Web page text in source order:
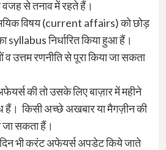
वजह से तनाव में रहते हैं।
विषय (current affairs) को छोड़
syllabus निर्धारित किया हुआ हैं।
उत्तम रणनीति से पूरा किया जा सकता
की तो उसके लिए बाज़ार में महीने
किसी अच्छे अखबार या मैगज़ीन की
जा सकता हैं।
भी करंट अफेयर्स अपडेट किये जाते